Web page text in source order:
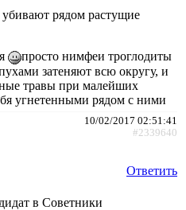
рядом растущие
просто нимфеи троглодиты
затеняют всю округу, и
травы при малейших
угнетенными рядом с ними
10/02/2017 02:51:41
#2339640
Ответить
в Советники